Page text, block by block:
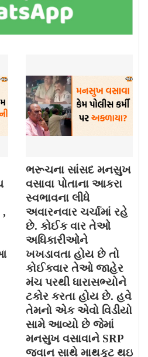
ભરૂચના સાંસદ મનસુખ
વસાવા પોતાના આકરા
સ્વભાવના લીધે
અવારનવાર ચર્ચામાં રહે
છે. કોઈક વાર તેઓ
અધિકારીઓને
ખખડાવતા હોય છે તો
કોઈકવાર તેઓ જાહેર
મંચ પરથી ધારાસભ્યોને
ટકોર કરતા હોય છે. હવે
તેમનો એક એવો વિડીયો
સામે આવ્યો છે જેમાં
મનસુખ વસાવાને SRP
જવાન સાથે માથકૂટ થઇ